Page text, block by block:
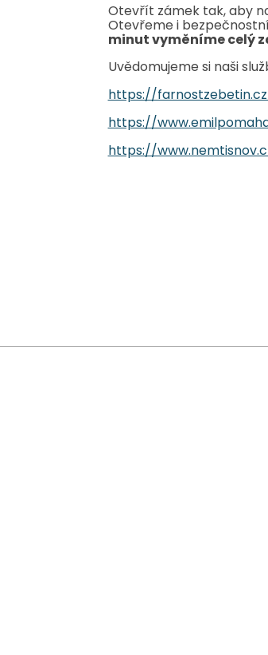
Otevřít zámek tak, aby
Otevřeme i
minut vyměníme celý
Uvědomujeme si naši
https://
https://
https://